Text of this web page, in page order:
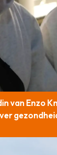
van Enzo